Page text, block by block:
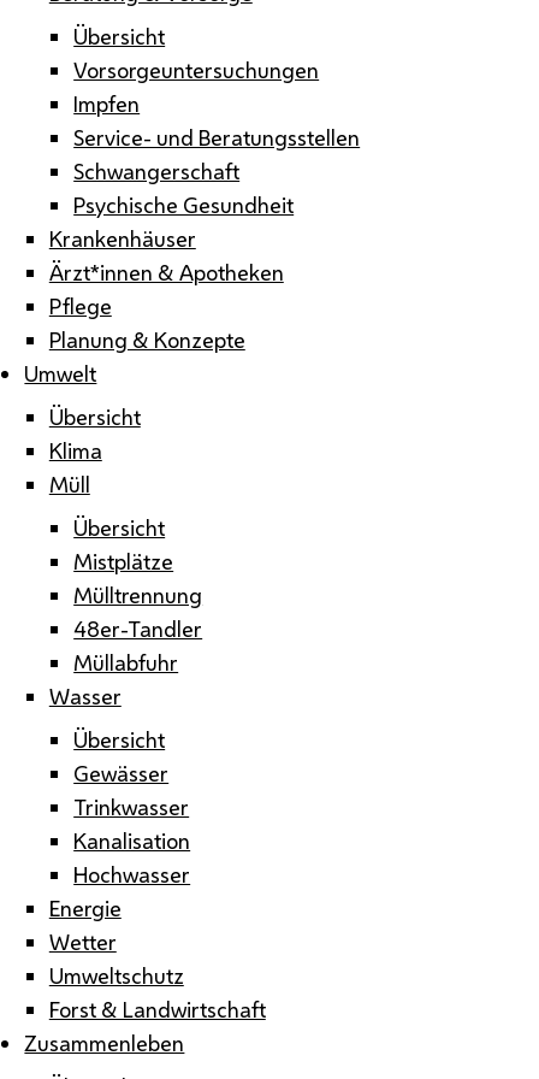
Übersicht
Vorsorgeuntersuchungen
Impfen
Service- und Beratungsstellen
Schwangerschaft
Psychische Gesundheit
Krankenhäuser
Ärzt*innen & Apotheken
Pflege
Planung & Konzepte
Umwelt
Übersicht
Klima
Müll
Übersicht
Mistplätze
Mülltrennung
48er-Tandler
Müllabfuhr
Wasser
Übersicht
Gewässer
Trinkwasser
Kanalisation
Hochwasser
Energie
Wetter
Umweltschutz
Forst & Landwirtschaft
Zusammenleben